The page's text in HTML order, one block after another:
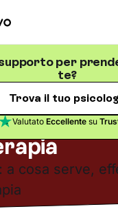
per
te?
Trova il tuo
Valutato Eccellentesu
minuti di lettura
a cosa